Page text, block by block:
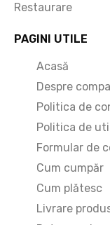
Restaurare
PAGINI UTILE
Acasă
Despre
Politica de
Politica de
Formular de
Cum cumpăr
Cum plătesc
Livrare